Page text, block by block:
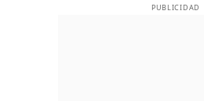
PUBLICIDAD